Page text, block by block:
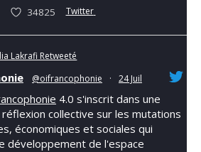
34825 Twitter
Lakrafi Retweeté
@oifrancophonie · 24 Juil
4.0 s'inscrit dans une
collective sur les mutations
économiques et sociales qui
développement de l'espace